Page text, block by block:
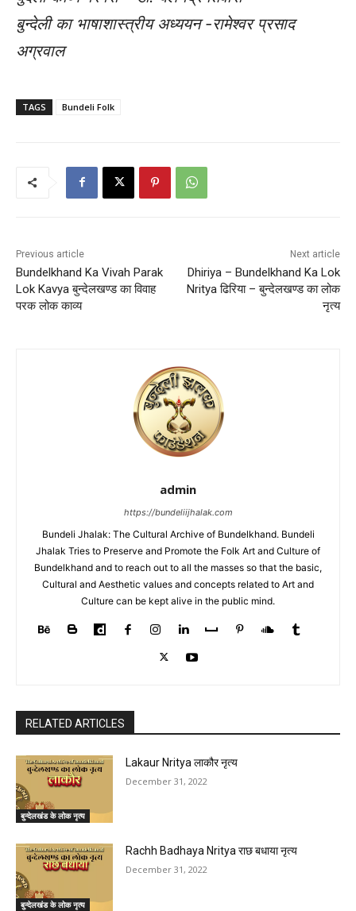
बुन्देली का भाषाशास्त्रीय अध्ययन -रामेश्वर प्रसाद
अग्रवाल
TAGS Bundeli Folk
Previous article
Bundelkhand Ka Vivah Parak
Lok Kavya बुन्देलखण्ड का विवाह
परक लोक काव्य
Next article
Dhiriya – Bundelkhand Ka Lok
Nritya ढिरिया – बुन्देलखण्ड का लोक
नृत्य
admin
https://bundeliijhalak.com
Bundeli Jhalak: The Cultural Archive of Bundelkhand. Bundeli
Jhalak Tries to Preserve and Promote the Folk Art and Culture of
Bundelkhand and to reach out to all the masses so that the basic,
Cultural and Aesthetic values and concepts related to Art and
Culture can be kept alive in the public mind.
RELATED ARTICLES
बुन्देलखंड के लोक नृत्य
Lakaur Nritya लाकौर नृत्य
December 31, 2022
बुन्देलखंड के लोक नृत्य
Rachh Badhaya Nritya राछ बधाया नृत्य
December 31, 2022